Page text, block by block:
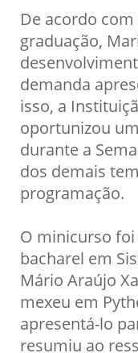
De acordo
graduação,
demanda
isso, a
oportunizou
durante a
dos demais
programação.
O minicurso
bacharel em
Mário Araújo
mexeu em
apresentá-lo
resumiu ao